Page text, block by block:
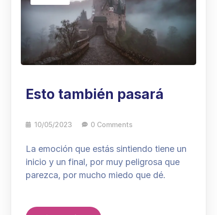
Esto también pasará
10/05/2023 0 Comments
La emoción que estás sintiendo tiene un
inicio y un final, por muy peligrosa que
parezca, por mucho miedo que dé.